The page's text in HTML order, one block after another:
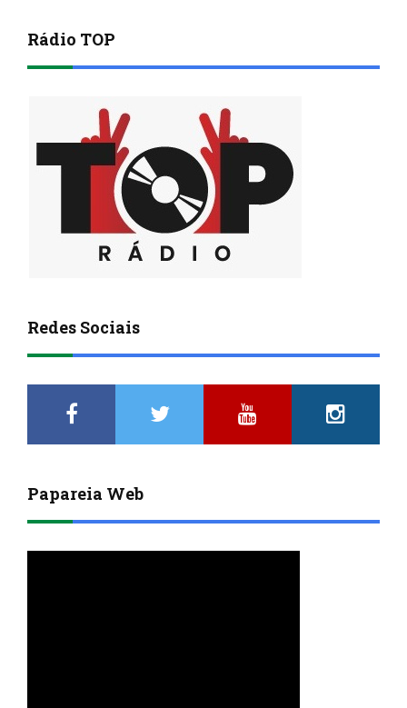
Rádio TOP
Redes Sociais
Papareia Web